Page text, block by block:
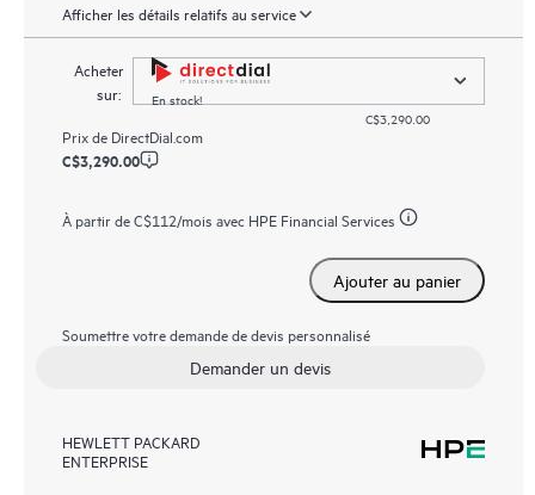
Afficher les détails relatifs au service
Acheter
sur:
En stock!
C$3,290.00
Prix de DirectDial.com
C$3,290.00
À partir deC$112/mois avec HPE Financial Services
Ajouter au panier
Soumettre votre demande de devis personnalisé
Demander un devis
HEWLETT PACKARD
ENTERPRISE